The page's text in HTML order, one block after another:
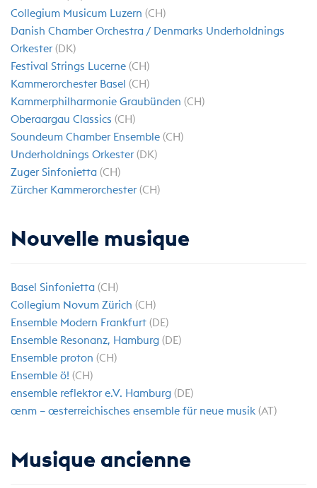
Collegium Musicum Luzern (CH)
Danish Chamber Orchestra / Denmarks Underholdnings
Orkester(DK)
Festival Strings Lucerne (CH)
Kammerorchester Basel (CH)
Kammerphilharmonie Graubünden (CH)
Oberaargau Classics (CH)
Soundeum Chamber Ensemble (CH)
Underholdnings Orkester(DK)
Zuger Sinfonietta (CH)
Zürcher Kammerorchester(CH)
Nouvelle musique
Basel Sinfonietta (CH)
Collegium Novum Zürich (CH)
Ensemble Modern Frankfurt (DE)
Ensemble Resonanz, Hamburg (DE)
Ensemble proton (CH)
Ensemble ö! (CH)
ensemble reflektor e.V. Hamburg (DE)
œnm – œsterreichisches ensemble für neue musik (AT)
Musique ancienne